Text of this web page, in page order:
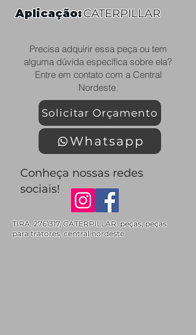
Aplicação:CATERPILLAR
Precisa adquirir essa peça ou tem
alguma dúvida específica sobre ela?
Entre em contato com a Central
Nordeste.
Solicitar Orçamento
Whatsapp
Conheça nossas redes
sociais!
TIRA,2761317, CATERPILLAR, peças, peças
para tratores, central nordeste